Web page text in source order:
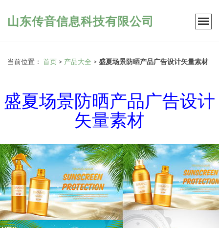
山东传音信息科技有限公司
当前位置： 首页 > 产品大全 > 盛夏场景防晒产品广告设计矢量素材
盛夏场景防晒产品广告设计
矢量素材